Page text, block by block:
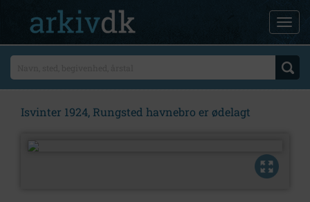
Isvinter 1924, Rungsted havnebro er ødelagt